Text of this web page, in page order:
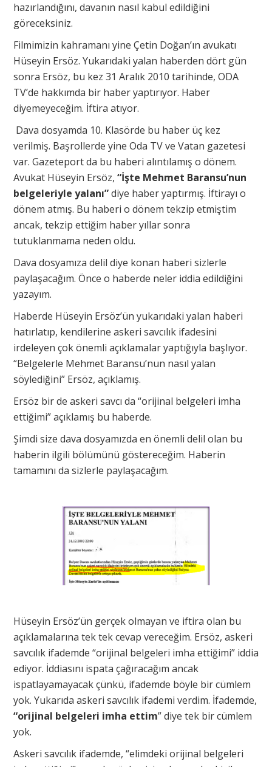
hazırlandığını, davanın nasıl kabul edildiğini
göreceksiniz.
Filmimizin kahramanı yine Çetin Doğan’ın avukatı
Hüseyin Ersöz. Yukarıdaki yalan haberden dört gün
sonra Ersöz, bu kez 31 Aralık 2010 tarihinde, ODA
TV’de hakkımda bir haber yaptırıyor. Haber
diyemeyeceğim. İftira atıyor.
Dava dosyamda 10. Klasörde bu haber üç kez
verilmiş. Başrollerde yine Oda TV ve Vatan gazetesi
var. Gazeteport da bu haberi alıntılamış o dönem.
Avukat Hüseyin Ersöz, “İşte Mehmet Baransu’nun
belgeleriyle yalanı”diye haber yaptırmış. İftirayı o
dönem atmış. Bu haberi o dönem tekzip etmiştim
ancak, tekzip ettiğim haber yıllar sonra
tutuklanmama neden oldu.
Dava dosyamıza delil diye konan haberi sizlerle
paylaşacağım. Önce o haberde neler iddia edildiğini
yazayım.
Haberde Hüseyin Ersöz’ün yukarıdaki yalan haberi
hatırlatıp, kendilerine askeri savcılık ifadesini
irdeleyen çok önemli açıklamalar yaptığıyla başlıyor.
“Belgelerle Mehmet Baransu’nun nasıl yalan
söylediğini” Ersöz, açıklamış.
Ersöz bir de askeri savcı da “orijinal belgeleri imha
ettiğimi” açıklamış bu haberde.
Şimdi size dava dosyamızda en önemli delil olan bu
haberin ilgili bölümünü göstereceğim. Haberin
tamamını da sizlerle paylaşacağım.
Hüseyin Ersöz’ün gerçek olmayan ve iftira olan bu
açıklamalarına tek tek cevap vereceğim. Ersöz, askeri
savcılık ifademde “orijinal belgeleri imha ettiğimi” iddia
ediyor. İddiasını ispata çağıracağım ancak
ispatlayamayacak çünkü, ifademde böyle bir cümlem
yok. Yukarıda askeri savcılık ifademi verdim. İfademde,
“orijinal belgeleri imha ettim” diye tek bir cümlem
yok.
Askeri savcılık ifademde, “elimdeki orijinal belgeleri